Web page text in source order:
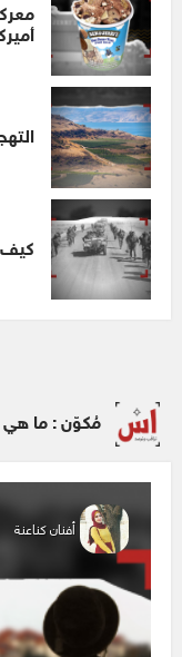
كيف
مُكوّن : ما هي
أفنان كناعنة